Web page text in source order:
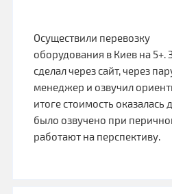
Осуществили перевозку
оборудования в Киев на 5+.
сделал через сайт, через
менеджер и озвучил
итоге стоимость
было озвучено при
работают на перспективу.